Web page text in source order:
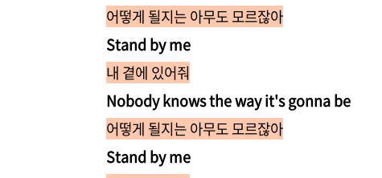
어떻게 될지는 아무도 모르잖아
Stand by me
내 곁에 있어줘
Nobody knows the way it's gonna be
어떻게 될지는 아무도 모르잖아
Stand by me